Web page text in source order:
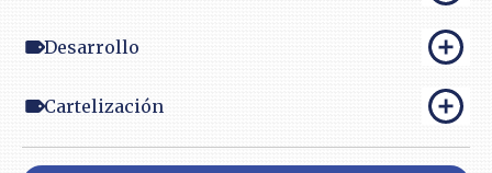
Desarrollo
Cartelización